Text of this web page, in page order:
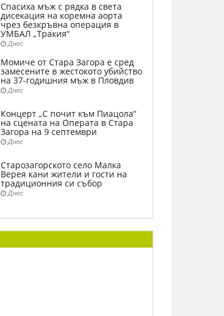
Спасиха мъж с рядка в света
дисекация на коремна аорта
чрез безкръвна операция в
УМБАЛ „Тракия“
Днес
Момиче от Стара Загора е сред
замесените в жестокото убийство
на 37-годишния мъж в Пловдив
Днес
Концерт „С почит към Пиацола“
на сцената на Операта в Стара
Загора на 9 септември
Днес
Старозагорското село Малка
Верея кани жители и гости на
традиционния си събор
Днес